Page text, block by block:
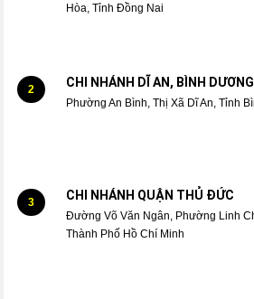
Hòa, Tỉnh Đồng Nai
2 CHI NHÁNH DĨ AN, BÌNH DƯƠNG
Phường An Bình, Thị Xã Dĩ An, Tỉnh
3 CHI NHÁNH QUẬN THỦ ĐỨC
Đường Võ Văn Ngân, Phường Linh
Thành Phố Hồ Chí Minh